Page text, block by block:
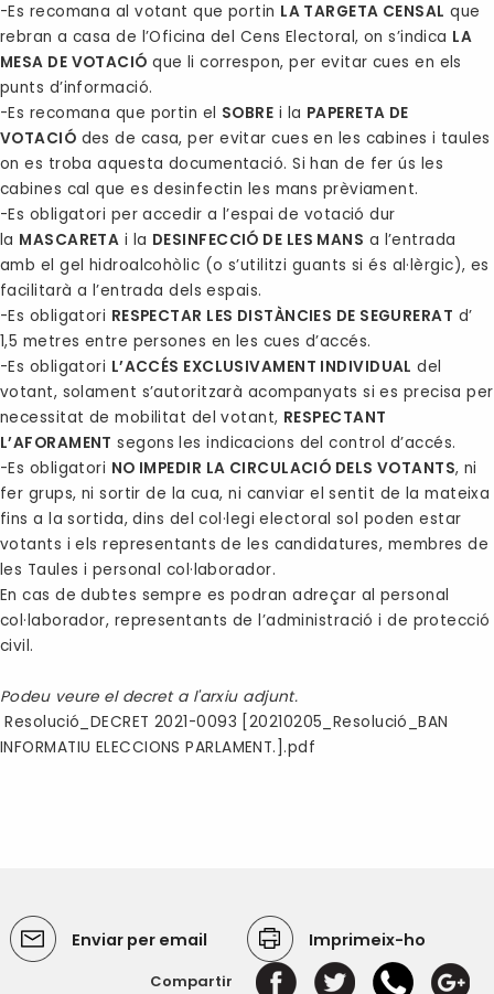
-Es recomana al votant que portin LA TARGETA CENSAL que
rebran a casa de l’Oficina del Cens Electoral, on s’indica LA
MESA DE VOTACIÓ que li correspon, per evitar cues en els
punts d’informació.
-Es recomana que portin el SOBRE i la PAPERETA DE
VOTACIÓ des de casa, per evitar cues en les cabines i taules
on es troba aquesta documentació. Si han de fer ús les
cabines cal que es desinfectin les mans prèviament.
-Es obligatori per accedir a l’espai de votació dur
la MASCARETA i la DESINFECCIÓ DE LES MANS a l’entrada
amb el gel hidroalcohòlic (o s’utilitzi guants si és al·lèrgic), es
facilitarà a l’entrada dels espais.
-Es obligatori RESPECTAR LES DISTÀNCIES DE SEGURERAT d’
1,5 metres entre persones en les cues d’accés.
-Es obligatori L’ACCÉS EXCLUSIVAMENT INDIVIDUAL del
votant, solament s’autoritzarà acompanyats si es precisa per
necessitat de mobilitat del votant, RESPECTANT
L’AFORAMENT segons les indicacions del control d’accés.
-Es obligatori NO IMPEDIR LA CIRCULACIÓ DELS VOTANTS, ni
fer grups, ni sortir de la cua, ni canviar el sentit de la mateixa
fins a la sortida, dins del col·legi electoral sol poden estar
votants i els representants de les candidatures, membres de
les Taules i personal col·laborador.
En cas de dubtes sempre es podran adreçar al personal
col·laborador, representants de l’administració i de protecció
civil.
Podeu veure el decret a l'arxiu adjunt.
Resolució_DECRET 2021-0093 [20210205_Resolució_BAN
INFORMATIU ELECCIONS PARLAMENT.].pdf
Enviar per email Imprimeix-ho
Compartir